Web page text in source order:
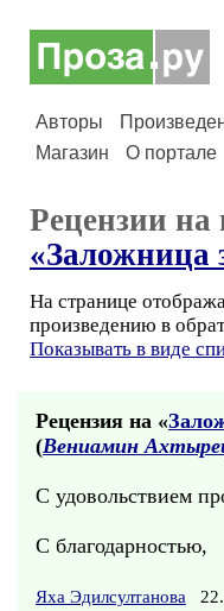
Авторы
Магазин
О портале
Рецензии на
«Заложница
На странице
произведению в
Показывать в виде
Рецензия на «
(Вениамин
С удовольствием
С благодарностью,
Яха Эдилсултанова